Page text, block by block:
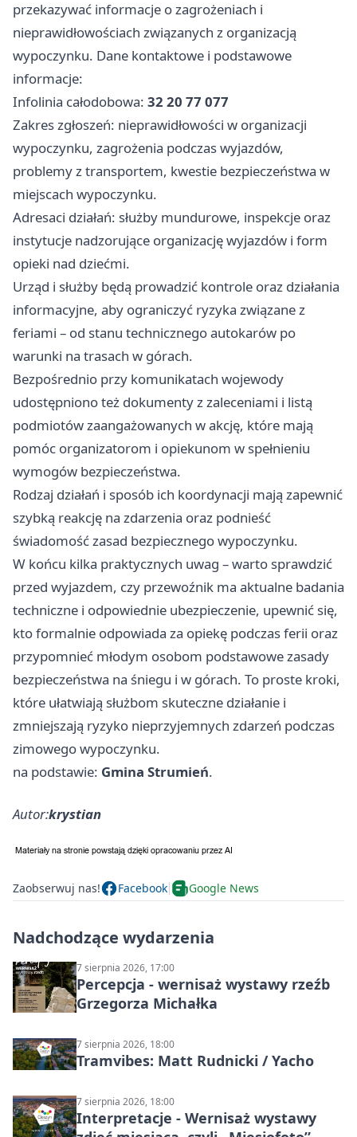
przekazywać informacje o zagrożeniach i
nieprawidłowościach związanych z organizacją
wypoczynku. Dane kontaktowe i podstawowe
informacje:
Infolinia całodobowa: 32 20 77 077
Zakres zgłoszeń: nieprawidłowości w organizacji
wypoczynku, zagrożenia podczas wyjazdów,
problemy z transportem, kwestie bezpieczeństwa w
miejscach wypoczynku.
Adresaci działań: służby mundurowe, inspekcje oraz
instytucje nadzorujące organizację wyjazdów i form
opieki nad dziećmi.
Urząd i służby będą prowadzić kontrole oraz działania
informacyjne, aby ograniczyć ryzyka związane z
feriami – od stanu technicznego autokarów po
warunki na trasach w górach.
Bezpośrednio przy komunikatach wojewody
udostępniono też dokumenty z zaleceniami i listą
podmiotów zaangażowanych w akcję, które mają
pomóc organizatorom i opiekunom w spełnieniu
wymogów bezpieczeństwa.
Rodzaj działań i sposób ich koordynacji mają zapewnić
szybką reakcję na zdarzenia oraz podnieść
świadomość zasad bezpiecznego wypoczynku.
W końcu kilka praktycznych uwag – warto sprawdzić
przed wyjazdem, czy przewoźnik ma aktualne badania
techniczne i odpowiednie ubezpieczenie, upewnić się,
kto formalnie odpowiada za opiekę podczas ferii oraz
przypomnieć młodym osobom podstawowe zasady
bezpieczeństwa na śniegu i w górach. To proste kroki,
które ułatwiają służbom skuteczne działanie i
zmniejszają ryzyko nieprzyjemnych zdarzeń podczas
zimowego wypoczynku.
na podstawie: Gmina Strumień.
Autor:krystian
Zaobserwuj nas! Facebook Google News
Nadchodzące wydarzenia
7 sierpnia 2026, 17:00
Percepcja - wernisaż wystawy rzeźb
Grzegorza Michałka
7 sierpnia 2026, 18:00
Tramvibes: Matt Rudnicki / Yacho
7 sierpnia 2026, 18:00
Interpretacje - Wernisaż wystawy